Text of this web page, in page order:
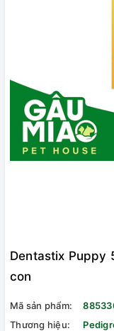
Dentastix Puppy
con
Mã sản phẩm:
Thương hiệu: